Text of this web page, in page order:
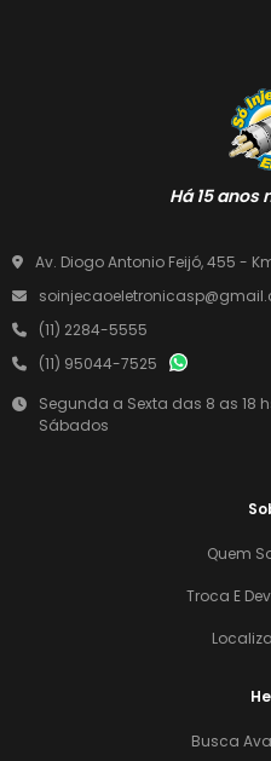
Há 15 anos
Av. Diogo Antonio Feijó, 455 -
(11) 2284-5555
(11) 95044-7525
Segunda a Sexta das 8 as 18
Sábados
Quem
Troca E
Busca